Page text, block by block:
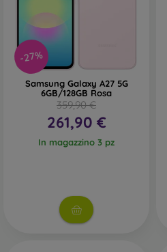
-27%
Samsung Galaxy A27 5G
6GB/128GB Rosa
359,90 €
261,90 €
In magazzino 3 pz